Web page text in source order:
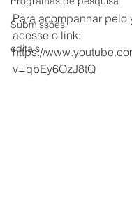
Submissões
editais
Para acompanhar pelo
acesse o link:
https://
v=qbEy6OzJ8tQ